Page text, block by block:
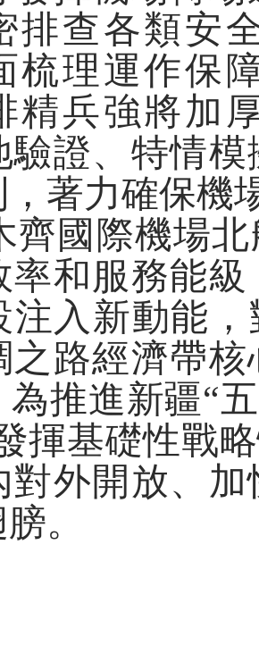
排查各類安
梳理運作保
精兵強將加
驗證、特情
著力確保機
國際機場北
率和服務能
注入新動能
之路經濟帶
推進新疆“
揮基礎性戰
對外開放、
。